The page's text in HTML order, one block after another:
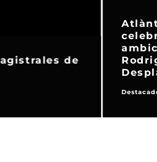
de